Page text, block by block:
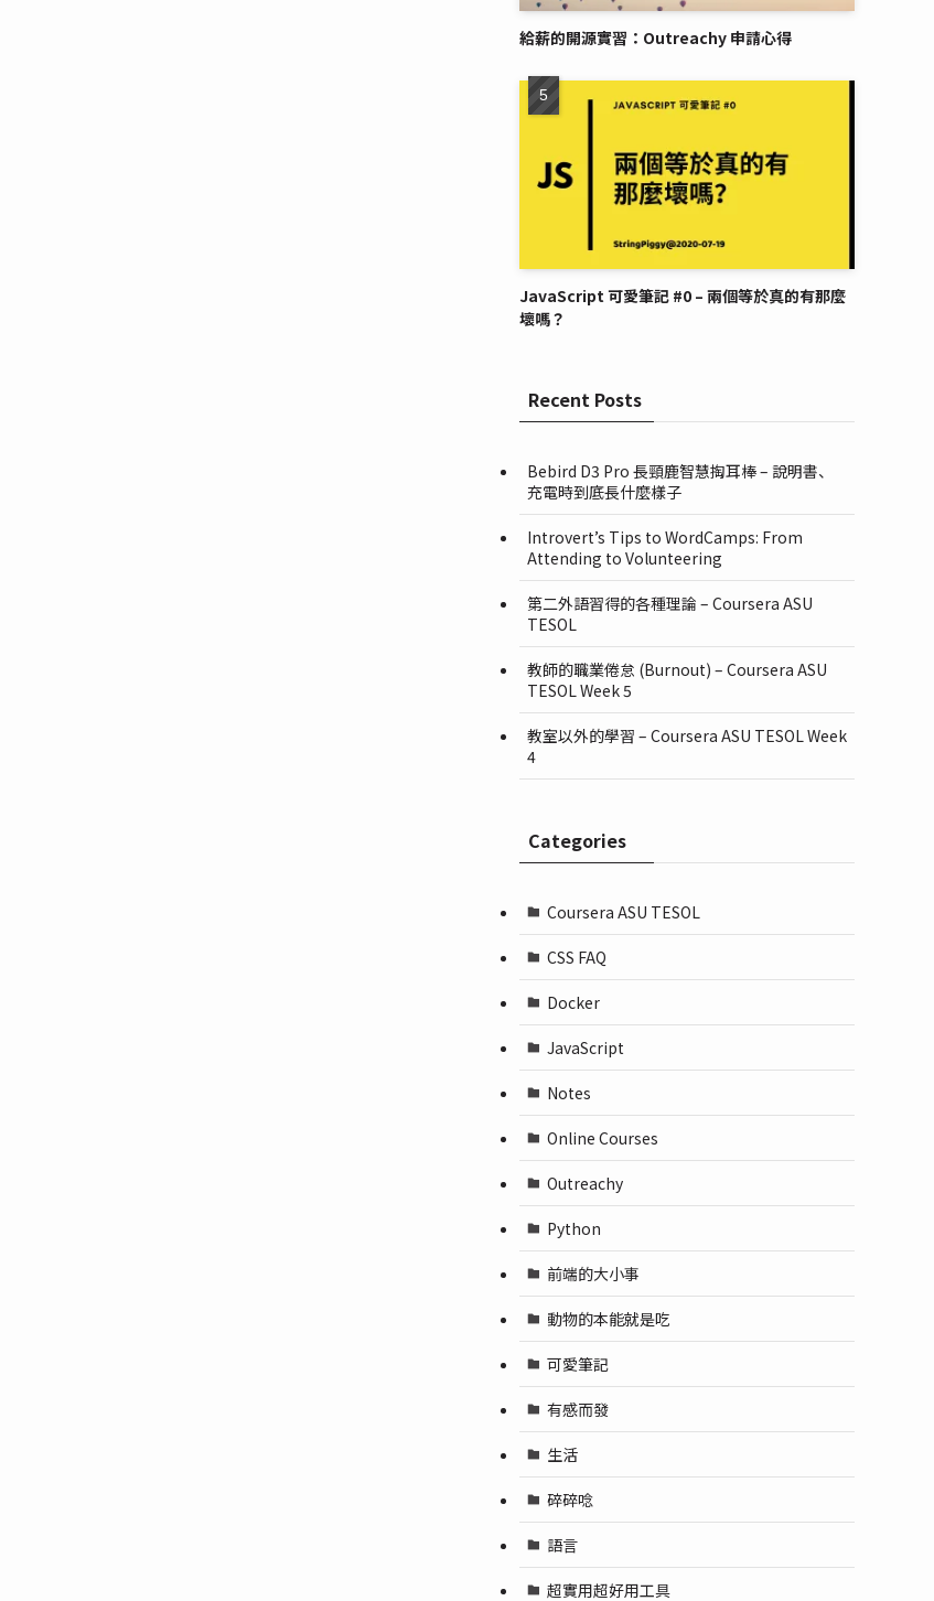
給薪的開源實習：Outreachy 申請心得
JavaScript 可愛筆記 #0 – 兩個等於真的有那麼
壞嗎？
Recent Posts
Bebird D3 Pro 長頸鹿智慧掏耳棒 – 說明書、
充電時到底長什麼樣子
Introvert’s Tips to WordCamps: From
Attending to Volunteering
第二外語習得的各種理論 – Coursera ASU
TESOL
教師的職業倦怠 (Burnout) – Coursera ASU
TESOL Week 5
教室以外的學習 – Coursera ASU TESOL Week
4
Categories
Coursera ASU TESOL
CSS FAQ
Docker
JavaScript
Notes
Online Courses
Outreachy
Python
前端的大小事
動物的本能就是吃
可愛筆記
有感而發
生活
碎碎唸
語言
超實用超好用工具